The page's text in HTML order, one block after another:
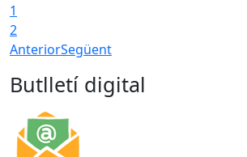
1
2
AnteriorSegüent
Butlletí digital